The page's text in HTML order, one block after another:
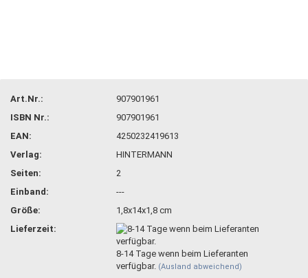
Art.Nr.:
907901961
ISBN Nr.:
907901961
EAN:
4250232419613
Verlag:
HINTERMANN
Seiten:
2
Einband:
---
Größe:
1,8x14x1,8 cm
Lieferzeit:
8-14 Tage wenn beim Lieferanten
verfügbar. (Ausland abweichend)